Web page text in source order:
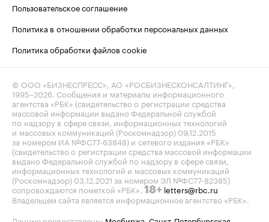
Пользовательское соглашение
Политика в отношении обработки персональных данных
Политика обработки файлов cookie
© ООО «БИЗНЕСПРЕСС», АО «РОСБИЗНЕСКОНСАЛТИНГ»,
1995–2026 . Сообщения и материалы информационного
агентства «РБК» (свидетельство о регистрации средства
массовой информации выдано Федеральной службой
по надзору в сфере связи, информационных технологий
и массовых коммуникаций (Роскомнадзор) 09.12.2015
за номером ИА №ФС77-63848) и сетевого издания «РБК»
(свидетельство о регистрации средства массовой информации
выдано Федеральной службой по надзору в сфере связи,
информационных технологий и массовых коммуникаций
(Роскомнадзор) 03.12.2021 за номером ЭЛ №ФС77-82385)
сопровождаются пометкой «РБК». 18+ letters@rbc.ru
Владельцем сайта является информационное агентство «РБК».